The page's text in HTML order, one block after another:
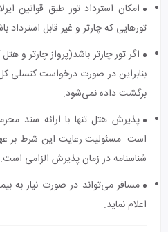
امکان استرداد تور طبق قوانین
تورهایی که چارتر و غیر قابل استرداد
اگر تور چارتر باشد(پرواز چارتر و
بنابراین در صورت درخواست کنسلی
برگشت داده نمی‌شود.
پذیرش هتل تنها با ارائه سند
است. مسئولیت رعایت این شرط بر
شناسنامه در زمان پذیرش الزامی است.
مسافر می‌تواند در صورت نیاز به
اعلام نماید.